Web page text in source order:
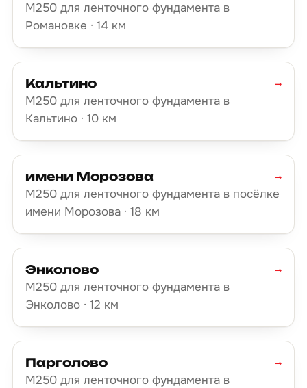
М250 для ленточного фундамента в
Романовке · 14 км
Кальтино
М250 для ленточного фундамента в
Кальтино · 10 км
→
имени Морозова
М250 для ленточного фундамента в посёлке
имени Морозова · 18 км
→
Энколово
М250 для ленточного фундамента в
Энколово · 12 км
→
Парголово
М250 для ленточного фундамента в
→